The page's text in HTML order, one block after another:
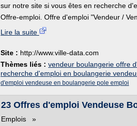
sur notre site si vous êtes en recherche
Offre-emploi. Offre d'emploi "Vendeur /
Lire la suite
Site : http://www.ville-data.com
Thèmes liés : vendeur boulangerie offre
recherche d'emploi en boulangerie
d'emploi vendeuse en boulangerie pole emploi
23 Offres d'emploi Vendeuse
Emplois »